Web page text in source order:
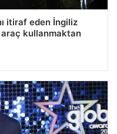
itiraf eden İngiliz
kullanmaktan